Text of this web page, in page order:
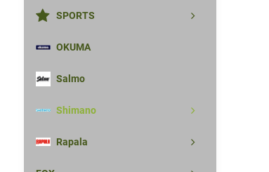
SPORTS
OKUMA
Salmo
Shimano
Rapala